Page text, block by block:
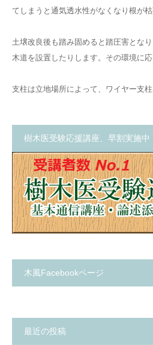
てしまうと通気透水性がなくなり根が枯
土壌改良後も踏み固めると踏圧害とな
木道を設置したりします。その環境に
支柱は立地場所によって、ワイヤー支
樹木医受験応援講座、早割実施中
木風Facebookページ
最近の投稿